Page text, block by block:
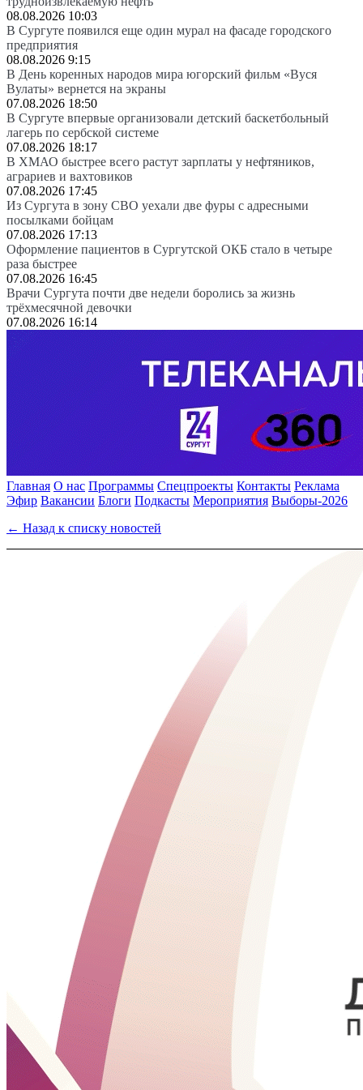
08.08.2026 10:03
В Сургуте появился еще один мурал на фасаде городского
предприятия
08.08.2026 9:15
В День коренных народов мира югорский фильм «Вуся
Вулаты» вернется на экраны
07.08.2026 18:50
В Сургуте впервые организовали детский баскетбольный
лагерь по сербской системе
07.08.2026 18:17
В ХМАО быстрее всего растут зарплаты у нефтяников,
аграриев и вахтовиков
07.08.2026 17:45
Из Сургута в зону СВО уехали две фуры с адресными
посылками бойцам
07.08.2026 17:13
Оформление пациентов в Сургутской ОКБ стало в четыре
раза быстрее
07.08.2026 16:45
Врачи Сургута почти две недели боролись за жизнь
трёхмесячной девочки
07.08.2026 16:14
Главная О нас Программы Спецпроекты Контакты Реклама
Эфир Вакансии Блоги Подкасты Мероприятия Выборы-2026
← Назад к списку новостей